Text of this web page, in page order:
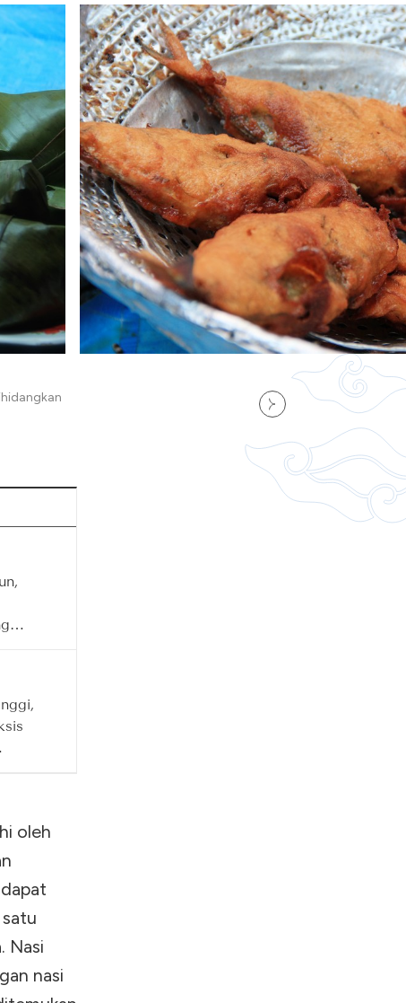
oleh
Nasi
nasi